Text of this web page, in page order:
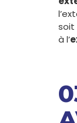
soit
à l’